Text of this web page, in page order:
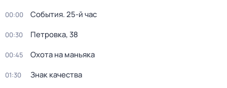
00:00 События. 25-й час
00:30 Петровка, 38
00:45 Охота на маньяка
01:30 Знак качества